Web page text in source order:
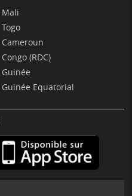
Mali
Togo
Cameroun
Congo (RDC)
Guinée
Guinée Equatorial